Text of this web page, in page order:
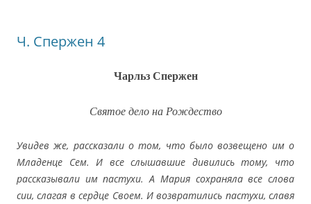
Ч. Спержен 4
Чарльз Спержен
Святое дело на Рождество
Увидев же, рассказали о том, что было возвещено им о
Младенце Сем. И все слышавшие дивились тому, что
рассказывали им пастухи. А Мария сохраняла все слова
сии, слагая в сердце Своем. И возвратились пастухи, славя